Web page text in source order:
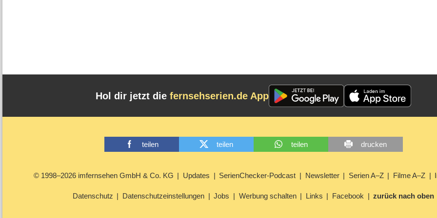
Hol dir jetzt die fernsehserien.de App
teilen teilen teilen drucken
© 1998–2026 imfernsehen GmbH & Co. KG Updates SerienChecker-Podcast Newsletter Serien A–Z Filme A–Z
Datenschutz Datenschutzeinstellungen Jobs Werbung schalten Links Facebook zurück nach oben